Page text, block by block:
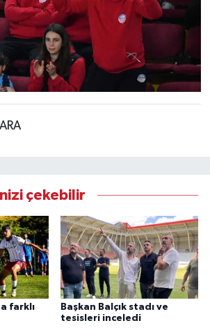
çekebilir
farklı
Başkan Balçık stadı ve
tesisleri inceledi